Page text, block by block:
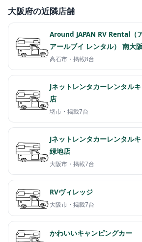
大阪府の近隣店舗
Around JAPAN RV Rental（
アールブイ レンタル） 南大
高石市・ 掲載8台
Jネットレンタカーレンタル
店
堺市・ 掲載7台
Jネットレンタカーレンタル
緑地店
大阪市・ 掲載7台
RVヴィレッジ
大阪市・ 掲載7台
かわいいキャンピングカー